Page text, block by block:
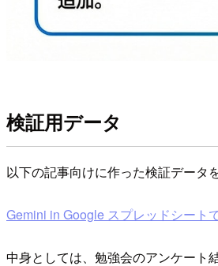
検証用データ
以下の記事向けに作った検証データ
Gemini in Google スプレッドシート
中身としては、勉強会のアンケート